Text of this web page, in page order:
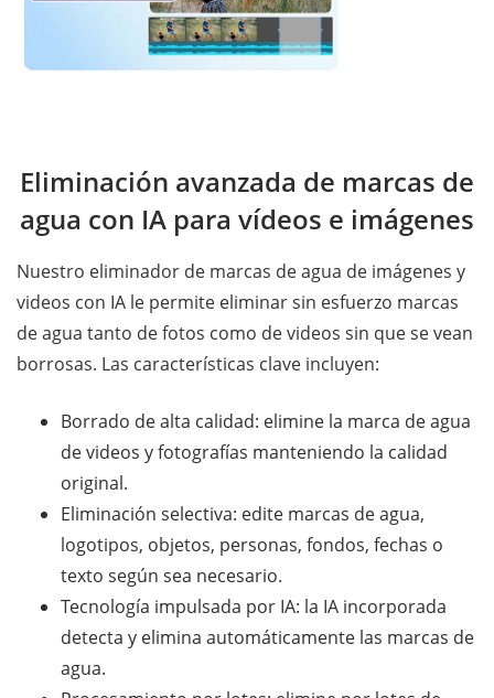
Eliminación avanzada de marcas de
agua con IA para vídeos e imágenes
Nuestro eliminador de marcas de agua de imágenes y
videos con IA le permite eliminar sin esfuerzo marcas
de agua tanto de fotos como de videos sin que se vean
borrosas. Las características clave incluyen:
Borrado de alta calidad: elimine la marca de agua
de videos y fotografías manteniendo la calidad
original.
Eliminación selectiva: edite marcas de agua,
logotipos, objetos, personas, fondos, fechas o
texto según sea necesario.
Tecnología impulsada por IA: la IA incorporada
detecta y elimina automáticamente las marcas de
agua.